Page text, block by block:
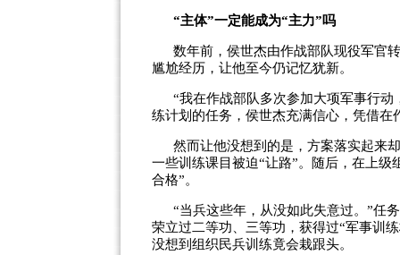
“主体”一定能成为“主力”吗
数年前，侯世杰由作战部队现役军官
尴尬经历，让他至今仍记忆犹新。
“我在作战部队多次参加大项军事行
练计划的任务，侯世杰充满信心，凭借
然而让他没想到的是，方案落实起来
一些训练课目被迫“让路”。随后，在上
合格”。
“当兵这些年，从没如此失意过。”任
荣立过二等功、三等功，获得过“军事训
没想到组织民兵训练竟会栽跟头。